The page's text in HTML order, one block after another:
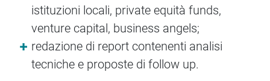
istituzioni locali, private equità funds,
venture capital, business angels;
redazione di report contenenti analisi
tecniche e proposte di follow up.